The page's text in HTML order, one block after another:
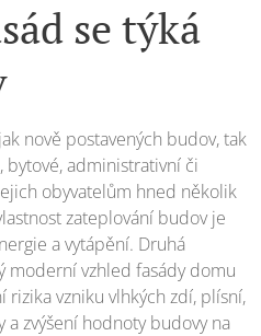
se týká
nově postavených budov, tak
bytové, administrativní či
obyvatelům hned několik
zateplování budov je
a vytápění. Druhá
moderní vzhled fasády domu
rizika vzniku vlhkých zdí, plísní,
zvýšení hodnoty budovy na